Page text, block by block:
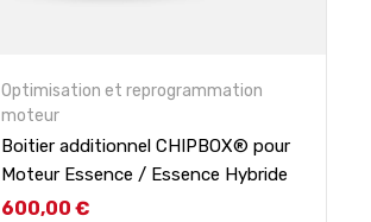
Optimisation et reprogrammation
moteur
Boitier additionnel CHIPBOX® pour
Moteur Essence / Essence Hybride
Prix
600,00 €